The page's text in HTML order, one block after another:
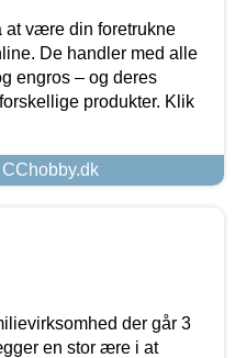
at være din foretrukne
De handler med alle
engros – og deres
produkter. Klik
der går 3
en stor ære i at